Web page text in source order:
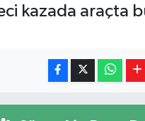
kazada araçta